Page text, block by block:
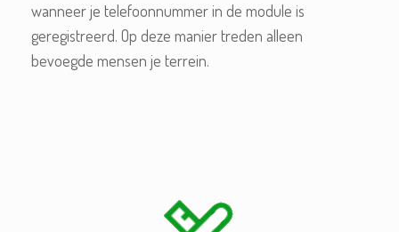
wanneer je telefoonnummer in de module is
geregistreerd. Op deze manier treden alleen
bevoegde mensen je terrein.